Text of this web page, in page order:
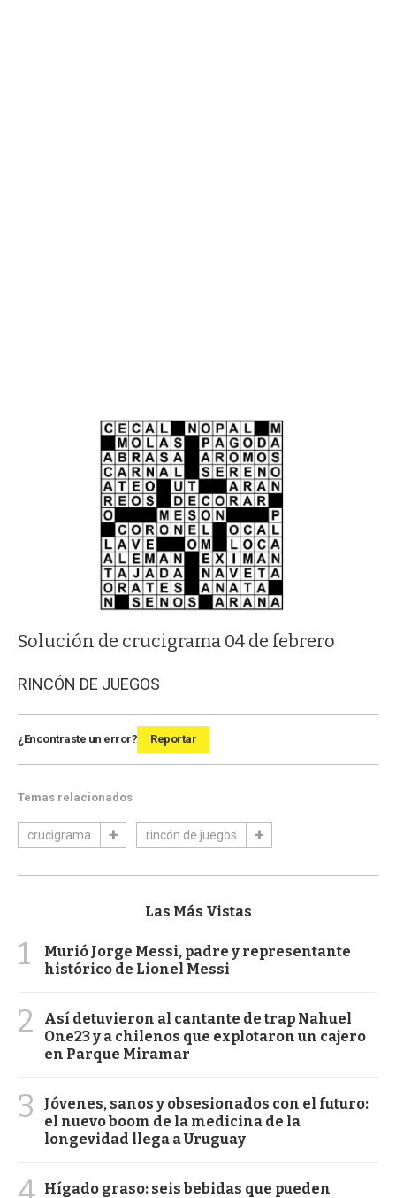
Solución de crucigrama 04 de febrero
RINCÓN DE JUEGOS
¿Encontraste un error? Reportar
Temas relacionados
crucigrama rincón de juegos
Las Más Vistas
1
Murió Jorge Messi, padre y representante
histórico de Lionel Messi
2
Así detuvieron al cantante de trap Nahuel
One23 y a chilenos que explotaron un cajero
en Parque Miramar
3
Jóvenes, sanos y obsesionados con el futuro:
el nuevo boom de la medicina de la
longevidad llega a Uruguay
4 Hígado graso: seis bebidas que pueden